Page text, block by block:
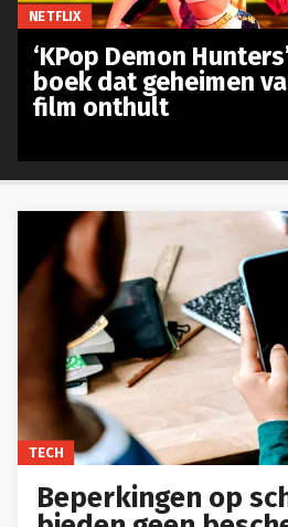
TECH
Beperkingen op
NETFLIX
‘KPop Demon
boek dat geheimen
film onthult